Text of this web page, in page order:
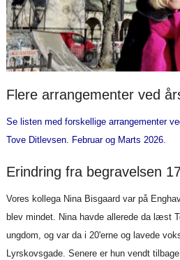
Flere arrangementer ved
Se listen med forskellige arrangementer
Tove Ditlevsen. Februar og Marts 2026.
Erindring fra begravelsen
Vores kollega Nina Bisgaard var på
blev mindet. Nina havde allerede da læst
ungdom, og var da i 20'erne og lavede
Lyrskovsgade. Senere er hun vendt